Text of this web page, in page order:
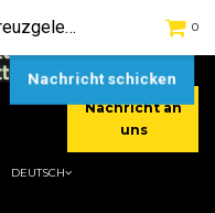
[+49] (0) 2232-5205
[+49] (0) 177 / 4080033
Nachricht an
uns
0
DEUTSCH
Autoverwertung ErsatzteileKreuzgelenk Mercedes Benz S-Klasse W220Hier gibt es viele Autoersatzteile, günstigen Preise, gute Qualität
Nachricht schicken